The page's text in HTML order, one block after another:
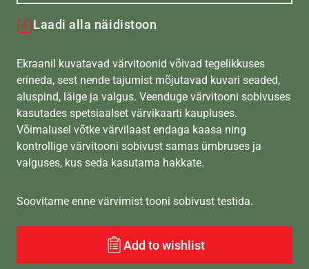
Laadi alla näidistoon
Ekraanil kuvatavad värvitoonid võivad tegelikkuses
erineda, sest nende tajumist mõjutavad kuvari seaded,
aluspind, läige ja valgus. Veenduge värvitooni sobivuses
kasutades spetsiaalset värvikaarti kaupluses.
Võimalusel võtke värvilaast endaga kaasa ning
kontrollige värvitooni sobivust samas ümbruses ja
valguses, kus seda kasutama hakkate.
Soovitame enne värvimist tooni sobivust testida.
Add to wishlist